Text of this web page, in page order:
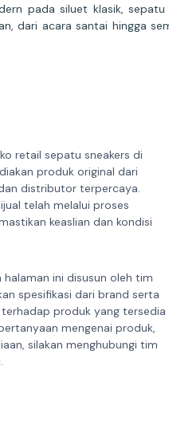
pada siluet klasik, sepatu
dari acara santai hingga
retail sepatu sneakers di
produk original dari
distributor terpercaya.
telah melalui proses
keaslian dan kondisi
ini disusun oleh tim
spesifikasi dari brand serta
produk yang tersedia
mengenai produk,
silakan menghubungi tim